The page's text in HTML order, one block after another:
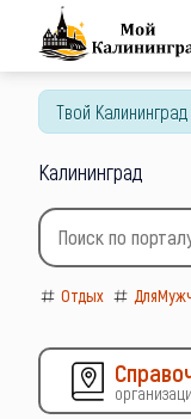
Твой
Калининград
Отдых